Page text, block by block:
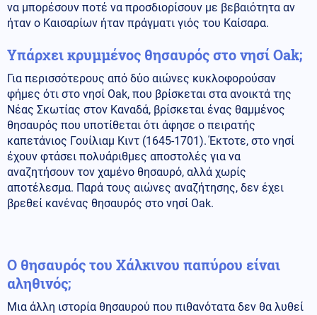
να μπορέσουν ποτέ να προσδιορίσουν με βεβαιότητα αν
ήταν ο Καισαρίων ήταν πράγματι γιός του Καίσαρα.
Υπάρχει κρυμμένος θησαυρός στο νησί Oak;
Για περισσότερους από δύο αιώνες κυκλοφορούσαν
φήμες ότι στο νησί Oak, που βρίσκεται στα ανοικτά της
Νέας Σκωτίας στον Καναδά, βρίσκεται ένας θαμμένος
θησαυρός που υποτίθεται ότι άφησε ο πειρατής
καπετάνιος Γουίλιαμ Κιντ (1645-1701). Έκτοτε, στο νησί
έχουν φτάσει πολυάριθμες αποστολές για να
αναζητήσουν τον χαμένο θησαυρό, αλλά χωρίς
αποτέλεσμα. Παρά τους αιώνες αναζήτησης, δεν έχει
βρεθεί κανένας θησαυρός στο νησί Oak.
Ο θησαυρός του Χάλκινου παπύρου είναι
αληθινός;
Μια άλλη ιστορία θησαυρού που πιθανότατα δεν θα λυθεί